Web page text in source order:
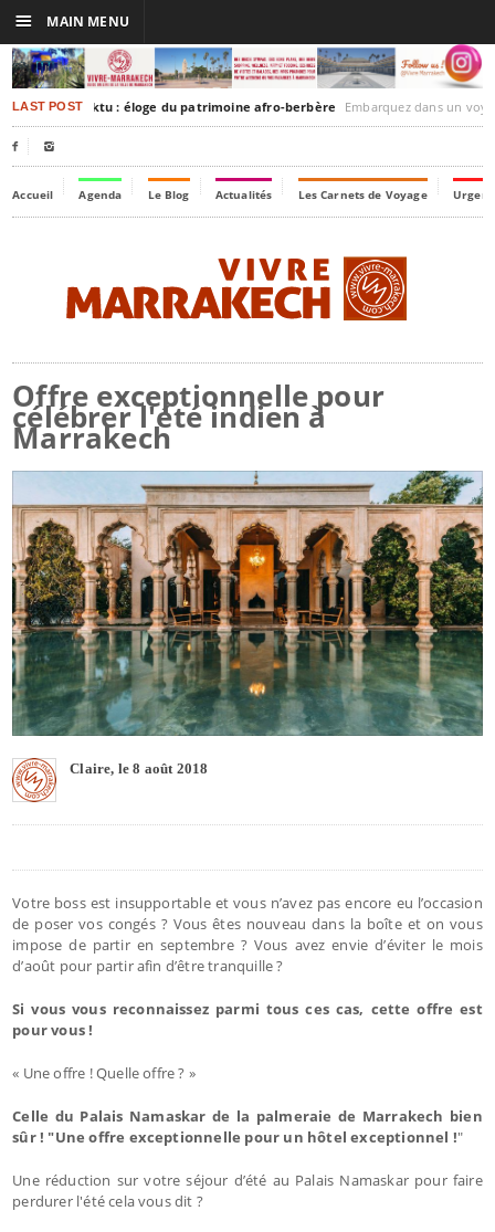
LAST POSTTimbuktu : éloge du patrimoine afro-berbère Embarquez dans un voyage culturel dans le
 
Accueil Agenda Le Blog Actualités Les Carnets de Voyage
Offre exceptionnelle pour
célébrer l'été indien à
Marrakech
Claire, le 8 août 2018
Votre boss est insupportable et vous n’avez pas encore eu l’occasion
de poser vos congés ? Vous êtes nouveau dans la boîte et on vous
impose de partir en septembre ? Vous avez envie d’éviter le mois
d’août pour partir afin d’être tranquille ?
Si vous vous reconnaissez parmi tous ces cas, cette offre est
pour vous !
« Une offre ! Quelle offre ? »
Celle du Palais Namaskar de la palmeraie de Marrakech bien
sûr ! "Une offre exceptionnelle pour un hôtel exceptionnel !"
Une réduction sur votre séjour d’été au Palais Namaskar pour faire
perdurer l'été cela vous dit ?
☰ MAIN MENU